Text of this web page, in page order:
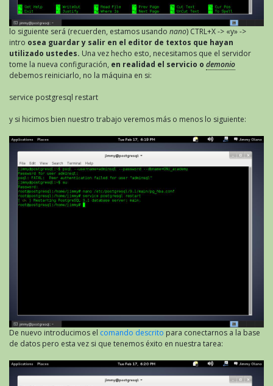
lo siguiente será (recuerden, estamos usando nano) CTRL+X -> «y» ->
intro osea guardar y salir en el editor de textos que hayan
utilizado ustedes. Una vez hecho esto, necesitamos que el servidor
tome la nueva configuración, en realidad el servicio o demonio
debemos reiniciarlo, no la máquina en si:
service postgresql restart
y si hicimos bien nuestro trabajo veremos más o menos lo siguiente:
De nuevo introducimos el comando descrito para conectarnos a la base
de datos pero esta vez si que tenemos éxito en nuestra tarea: